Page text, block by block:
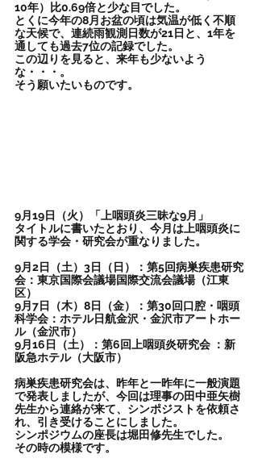
10年）比0.69倍と少な目でした。
とくに今年の8月お盆の頃は気温が低く不順
な天候で、連続雨観測日数が21日と、1年を
通しても過去7位の記録でした。
この辺りを見ると、来年も少ないよう
な・・・。
そう願いたいものです。
9月19日（火）「上咽頭炎三昧な9月」
タイトルに書いたとおり、今月は上咽頭炎に
関する学会・研究会が重なりました。
9月2日（土）3日（日）：第5回病巣疾患研究
会：東京国際会議場国際交流会議場（江東
区）
9月7日（木）8日（金）：第30回口腔・咽頭
科学会：ホテル日航金沢・金沢市アートホー
ル（金沢市）
9月16日（土）：第6回上咽頭炎研究会 ：新
阪急ホテル（大阪市）
病巣疾患研究会は、昨年と一昨年に一般演題
で発表しましたが、今回は理事の田中亜矢樹
先生から連絡が来て、シンポジストを依頼さ
れ、引き受けることにしました。
シンポジウムの座長は堀田修先生でした。
その時の模様です。